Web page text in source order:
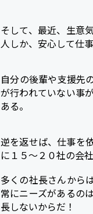
そして、最近、生意
人しか、安心して仕
自分の後輩や支援先
が行われていない事
ある。
逆を返せば、仕事を
に１５～２０社の会
多くの社長さんから
常にニーズがあるの
長しないからだ！